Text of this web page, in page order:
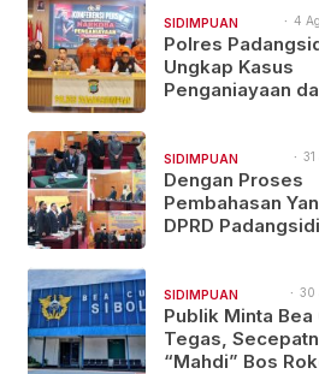
SIDIMPUAN
NAJEGES
4
11:38
Polres
Ungkap Kasus
Penganiayaan
SIDIMPUAN
NAJEGES
17:17
Dengan Proses
Pembahasan
DPRD
APBD 2025
SIDIMPUAN
NAJEGES
30
Publik Minta Bea
Tegas,
“Mahdi” Bos